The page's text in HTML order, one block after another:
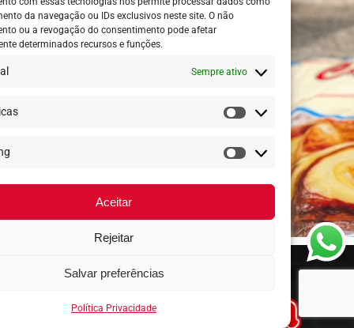
da navegação ou IDs exclusivos neste site. O não
ou a revogação do consentimento pode afetar
determinados recursos e funções.
Sempre ativo
Estatísticas
Marketing
Aceitar
Rejeitar
Salvar preferências
Política Privacidade